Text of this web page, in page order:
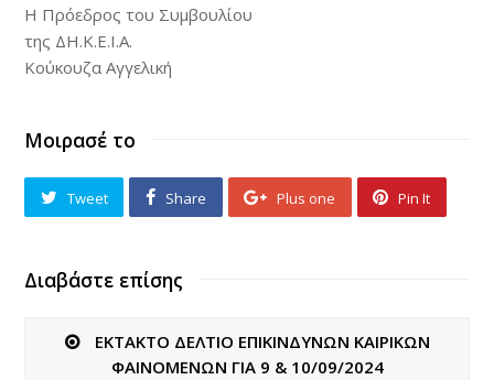
Η Πρόεδρος του Συμβουλίου
της ΔΗ.Κ.Ε.Ι.Α.
Κούκουζα Αγγελική
Μοιρασέ το
Tweet Share Plus one Pin It
Διαβάστε επίσης
ΕΚΤΑΚΤΟ ΔΕΛΤΙΟ ΕΠΙΚΙΝΔΥΝΩΝ ΚΑΙΡΙΚΩΝ
ΦΑΙΝΟΜΕΝΩΝ ΓΙΑ 9 & 10/09/2024